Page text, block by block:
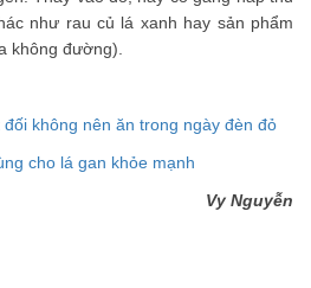
như rau củ lá xanh hay sản phẩm
không đường).
không nên ăn trong ngày đèn đỏ
cho lá gan khỏe mạnh
Vy Nguyễn